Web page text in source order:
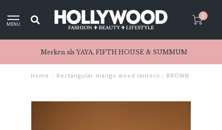
MENU
0
Merken als YAYA, FIFTH HOUSE & SUMMUM
Home / Rectangular mango wood lantern - BROWN